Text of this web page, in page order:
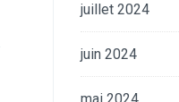
juillet 2024
juin 2024